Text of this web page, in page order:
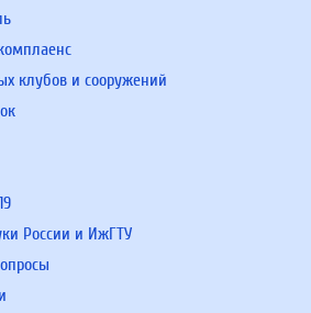
клубов и сооружений
России и ИжГТУ